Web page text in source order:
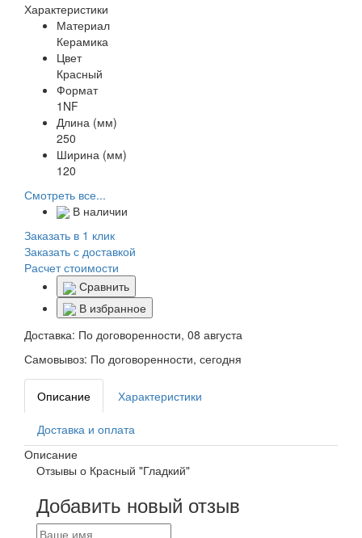
Характеристики
Материал
Керамика
Цвет
Красный
Формат
1NF
Длина (мм)
250
Ширина (мм)
120
Смотреть все...
В наличии
Заказать в 1 клик
Заказать с доставкой
Расчет стоимости
Сравнить
В избранное
Доставка: По договоренности, 08 августа
Самовывоз: По договоренности, сегодня
Описание Характеристики
Доставка и оплата
Описание
Отзывы о Красный "Гладкий"
Добавить новый отзыв